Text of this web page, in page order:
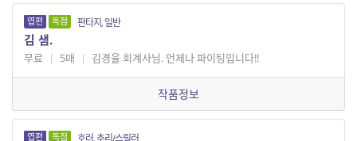
엽편 독점 판타지, 일반
김 샘.
무료 | 5매 | 김경율 회계사님. 언제나 파이팅입니다!!
작품정보
엽편 독점 호러, 추리/스릴러